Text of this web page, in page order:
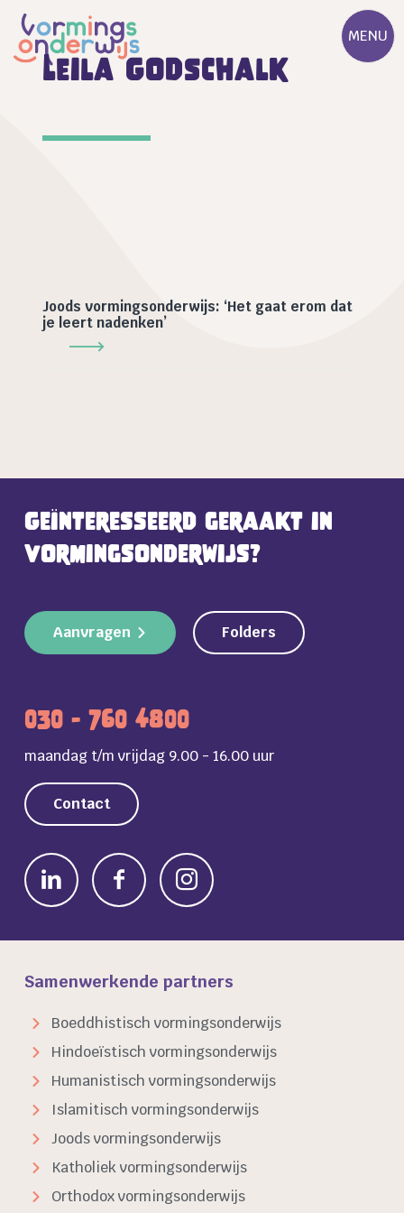
MENU
Leila Godschalk
Joods vormingsonderwijs: ‘Het gaat erom dat
je leert nadenken’
Geïnteresseerd geraakt in
vormingsonderwijs?
Aanvragen Folders
030 - 760 4800
maandag t/m vrijdag 9.00 - 16.00 uur
Contact
Samenwerkende partners
Boeddhistisch vormingsonderwijs
Hindoeïstisch vormingsonderwijs
Humanistisch vormingsonderwijs
Islamitisch vormingsonderwijs
Joods vormingsonderwijs
Katholiek vormingsonderwijs
Orthodox vormingsonderwijs